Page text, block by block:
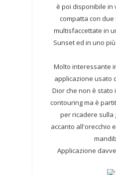
è poi disponibile in
compatta con
multisfaccettate in
Sunset ed in uno
Molto interessante
applicazione usato
Dior che non è stato
contouring ma è
per ricadere sulla
accanto all'orecchio
Applicazione